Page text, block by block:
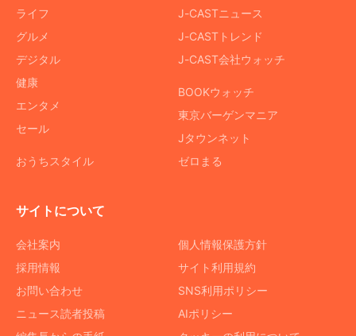
ライフ
グルメ
デジタル
健康
エンタメ
セール
おうちスタイル
J-CASTニュース
J-CASTトレンド
J-CAST会社ウォッチ
BOOKウォッチ
東京バーゲンマニア
Jタウンネット
ゼロまる
サイトについて
会社案内
採用情報
お問い合わせ
ニュース読者投稿
個人情報保護方針
サイト利用規約
SNS利用ポリシー
AIポリシー